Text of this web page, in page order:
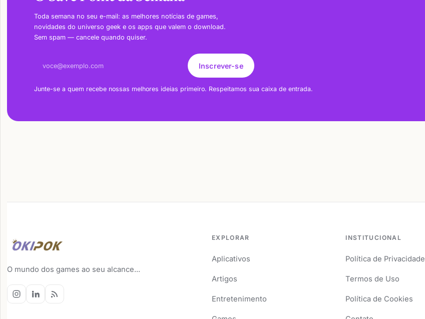
Toda semana no seu e-mail: as melhores notícias de games,
novidades do universo geek e os apps que valem o download.
Sem spam — cancele quando quiser.
Inscrever-se
Junte-se a quem recebe nossas melhores ideias primeiro. Respeitamos sua caixa de entrada.
O mundo dos games ao seu alcance...
EXPLORAR
Aplicativos
Artigos
Entretenimento
INSTITUCIONAL
Política de Privacidade
Termos de Uso
Política de Cookies